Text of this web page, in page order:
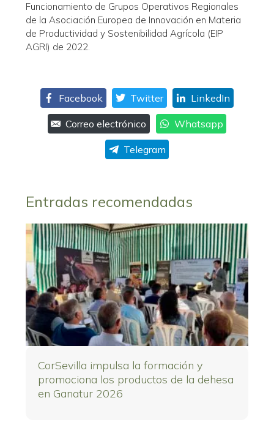
Funcionamiento de Grupos Operativos Regionales
de la Asociación Europea de Innovación en Materia
de Productividad y Sostenibilidad Agrícola (EIP
AGRI) de 2022.
Facebook Twitter LinkedIn
Correo electrónico Whatsapp
Telegram
Entradas recomendadas
CorSevilla impulsa la formación y
promociona los productos de la dehesa
en Ganatur 2026